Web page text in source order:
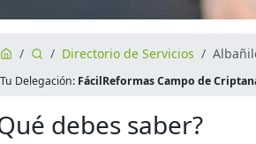
Directorio de Servicios
Tu Delegación: FácilReformas Campo de
debes saber?